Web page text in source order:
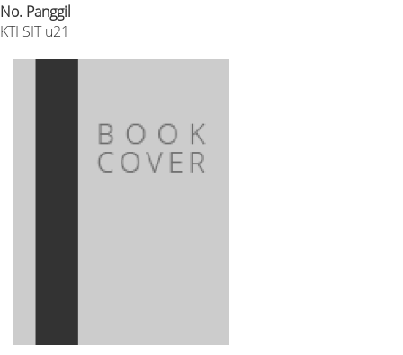
No. Panggil
KTI SIT u21